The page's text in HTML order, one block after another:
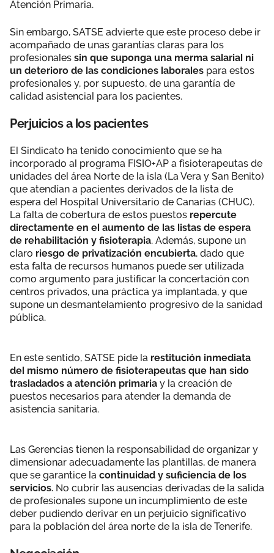
Atención Primaria.
Sin embargo, SATSE advierte que este proceso debe ir
acompañado de unas garantías claras para los
profesionales sin que suponga una merma salarial ni
un deterioro de las condiciones laborales para estos
profesionales y, por supuesto, de una garantía de
calidad asistencial para los pacientes.
Perjuicios a los pacientes
El Sindicato ha tenido conocimiento que se ha
incorporado al programa FISIO+AP a fisioterapeutas de
unidades del área Norte de la isla (La Vera y San Benito)
que atendían a pacientes derivados de la lista de
espera del Hospital Universitario de Canarias (CHUC).
La falta de cobertura de estos puestos repercute
directamente en el aumento de las listas de espera
de rehabilitación y fisioterapia. Además, supone un
claro riesgo de privatización encubierta, dado que
esta falta de recursos humanos puede ser utilizada
como argumento para justificar la concertación con
centros privados, una práctica ya implantada, y que
supone un desmantelamiento progresivo de la sanidad
pública.
En este sentido, SATSE pide la restitución inmediata
del mismo número de fisioterapeutas que han sido
trasladados a atención primaria y la creación de
puestos necesarios para atender la demanda de
asistencia sanitaria.
Las Gerencias tienen la responsabilidad de organizar y
dimensionar adecuadamente las plantillas, de manera
que se garantice la continuidad y suficiencia de los
servicios. No cubrir las ausencias derivadas de la salida
de profesionales supone un incumplimiento de este
deber pudiendo derivar en un perjuicio significativo
para la población del área norte de la isla de Tenerife.